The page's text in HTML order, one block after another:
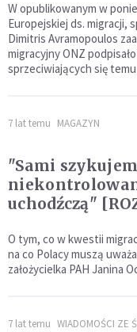
W opublikowanym w
Europejskiej ds. migracji,
Dimitris Avramopoulos
migracyjny ONZ
sprzeciwiających się
7 lat temu MAGAZYN
"Sami
uchodźczą"
O tym, co w kwestii
na co Polacy muszą
założycielka PAH Janina
7 lat temu WIADOMOŚCI ZE